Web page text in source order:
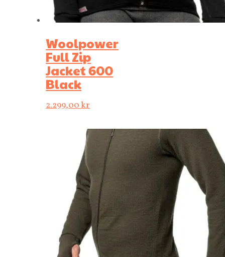
Woolpower
Full Zip
Jacket 600
Black
2.299,00kr